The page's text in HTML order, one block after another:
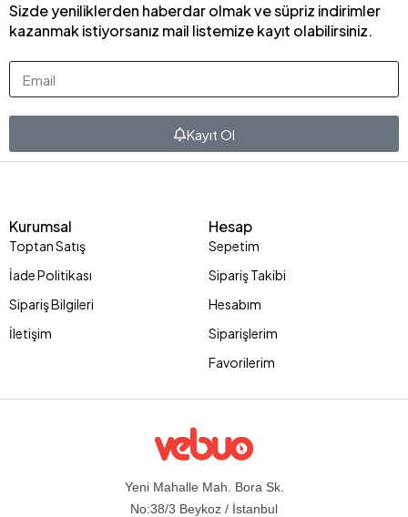
Yeni Mahalle Mah. Bora Sk.
No:38/3 Beykoz / İstanbul
Kurumsal
Toptan Satış
İade Politikası
Sipariş Bilgileri
İletişim
Hesap
Sepetim
Sipariş Takibi
Hesabım
Siparişlerim
Favorilerim
Sizde yeniliklerden haberdar olmak ve süpriz indirimler
kazanmak istiyorsanız mail listemize kayıt olabilirsiniz.
Kayıt Ol